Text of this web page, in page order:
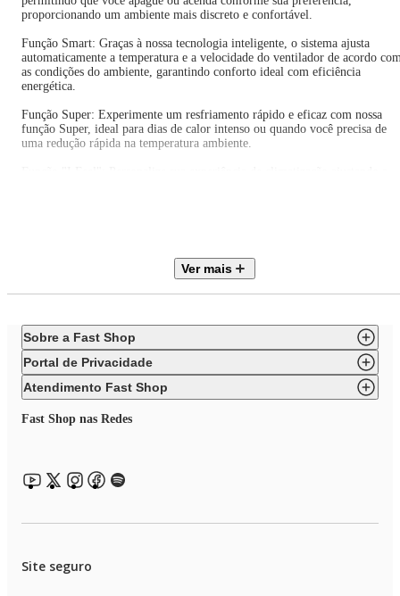
proporcionando um ambiente mais discreto e confortável.
Função Smart: Graças à nossa tecnologia inteligente, o sistema ajusta
automaticamente a temperatura e a velocidade do ventilador de acordo
as condições do ambiente, garantindo conforto ideal com eficiência
energética.
Função Super: Experimente um resfriamento rápido e eficaz com nossa
função Super, ideal para dias de calor intenso ou quando você precisa de
uma redução rápida na temperatura ambiente.
do ventilador para criar um ambiente perfeito para dormir.
Imagens meramente ilustrativas.
Ver mais
Sobre a Fast Shop
Portal de Privacidade
Atendimento Fast Shop
Fast Shop nas Redes
Site seguro